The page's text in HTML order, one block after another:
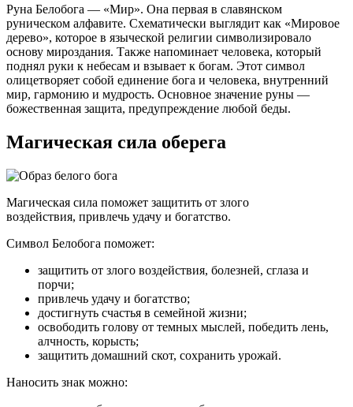
Руна Белобога — «Мир». Она первая в славянском
руническом алфавите. Схематически выглядит как «Мировое
дерево», которое в языческой религии символизировало
основу мироздания. Также напоминает человека, который
поднял руки к небесам и взывает к богам. Этот символ
олицетворяет собой единение бога и человека, внутренний
мир, гармонию и мудрость. Основное значение руны —
божественная защита, предупреждение любой беды.
Магическая сила оберега
Магическая сила поможет защитить от злого
воздействия, привлечь удачу и богатство.
Символ Белобога поможет:
защитить от злого воздействия, болезней, сглаза и
порчи;
привлечь удачу и богатство;
достигнуть счастья в семейной жизни;
освободить голову от темных мыслей, победить лень,
алчность, корысть;
защитить домашний скот, сохранить урожай.
Наносить знак можно: